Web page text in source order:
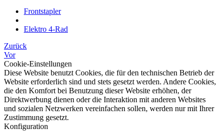
Frontstapler
Elektro 4-Rad
Zurück
Vor
Cookie-Einstellungen
Diese Website benutzt Cookies, die für den technischen Betrieb der
Website erforderlich sind und stets gesetzt werden. Andere Cookies,
die den Komfort bei Benutzung dieser Website erhöhen, der
Direktwerbung dienen oder die Interaktion mit anderen Websites
und sozialen Netzwerken vereinfachen sollen, werden nur mit Ihrer
Zustimmung gesetzt.
Konfiguration